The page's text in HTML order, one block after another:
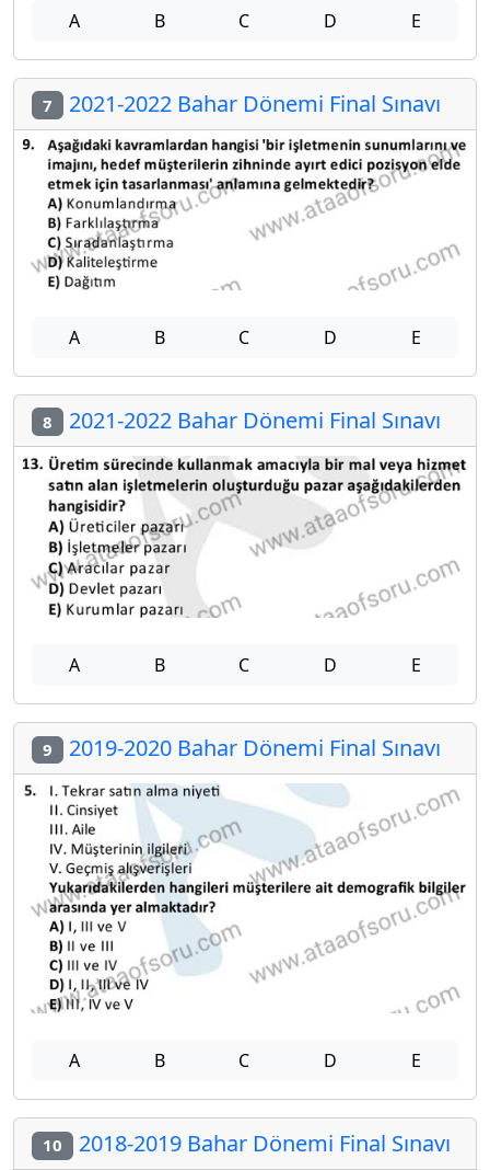
A B C D E
7 2021-2022 Bahar Dönemi Final Sınavı
A B C D E
8 2021-2022 Bahar Dönemi Final Sınavı
A B C D E
9 2019-2020 Bahar Dönemi Final Sınavı
A B C D E
10 2018-2019 Bahar Dönemi Final Sınavı